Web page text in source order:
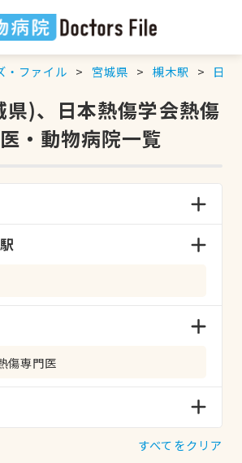
・ファイル 宮城県 槻木駅 日本
)、日本熱傷学会熱傷
・動物病院一覧
傷専門医
すべてをクリア